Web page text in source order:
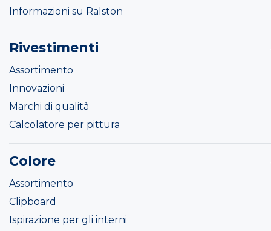
Informazioni su Ralston
Rivestimenti
Assortimento
Innovazioni
Marchi di qualità
Calcolatore per pittura
Colore
Assortimento
Clipboard
Ispirazione per gli interni